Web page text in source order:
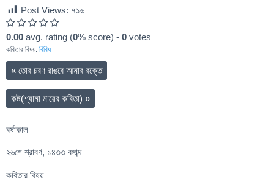
Post Views: ৭১৬
0.00 avg. rating (0% score) - 0 votes
কবিতার বিষয়: বিবিধ
« তোর চরণ রাঙবে আমার রক্তে
কষ্ট(শ্যামা মায়ের কবিতা) »
বর্ষাকাল
২৬শে শ্রাবণ, ১৪৩৩ বঙ্গাব্দ
কবিতার বিষয়